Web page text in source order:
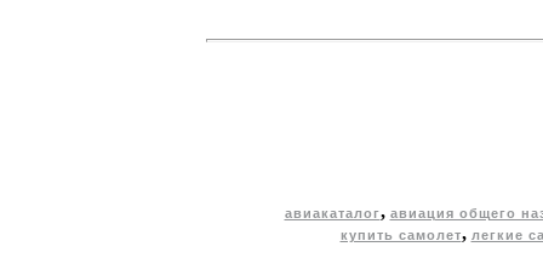
авиакаталог, авиация общего
купить самолет, легкие